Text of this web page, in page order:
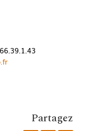
Partagez